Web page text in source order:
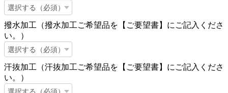
撥水加工（撥水加工ご希望品を【ご要望書】にご記入くださ
い。）
汗抜加工（汗抜加工ご希望品を【ご要望書】にご記入くださ
い。）